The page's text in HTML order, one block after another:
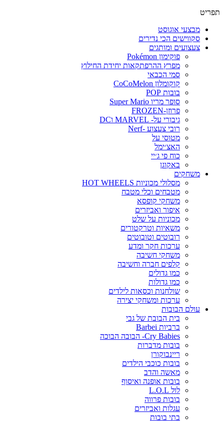
תפריט
מבצעי אוגוסט
סקווישים הכי נדירים
צעצועים ומותגים
פוקימון Pokémon
מפרץ ההרפתקאות יחידת החילוץ
סמי הכבאי
קוקומלון CoCoMelon
בובות POP
סופר מריו Super Mario
פרוזן-FROZEN
גיבורי על- MARVEL וDC
רובי צעצוע -Nerf
מטוסי על
האצ׳ימל
כוח פי ג׳יי
באקוגן
משחקים
מסלולי מכוניות HOT WHEELS
מטבחים וכלי מטבח
משחקי קופסא
איפור ואביזרים
מכוניות על שלט
משאיות וטרקטורים
רובוטים וטובוטים
ערכות חקר ומדע
משחקי חשיבה
קלפים חברה וחשיבה
כמו גדולים
כמו גדולות
שולחנות וכסאות לילדים
ערכות ומשחקי יצירה
עולם הבובות
בית הבובת של גבי
ברביות Barbei
Cry Babies- הבובה הבוכה
בובות מדברות
ריינבוקורן
בובות כוכבי הילדים
מאשה והדב
בובות אופנה ואיסוף
לול L.O.L
בובות פרווה
עגלות ואביזרים
בתי בובות